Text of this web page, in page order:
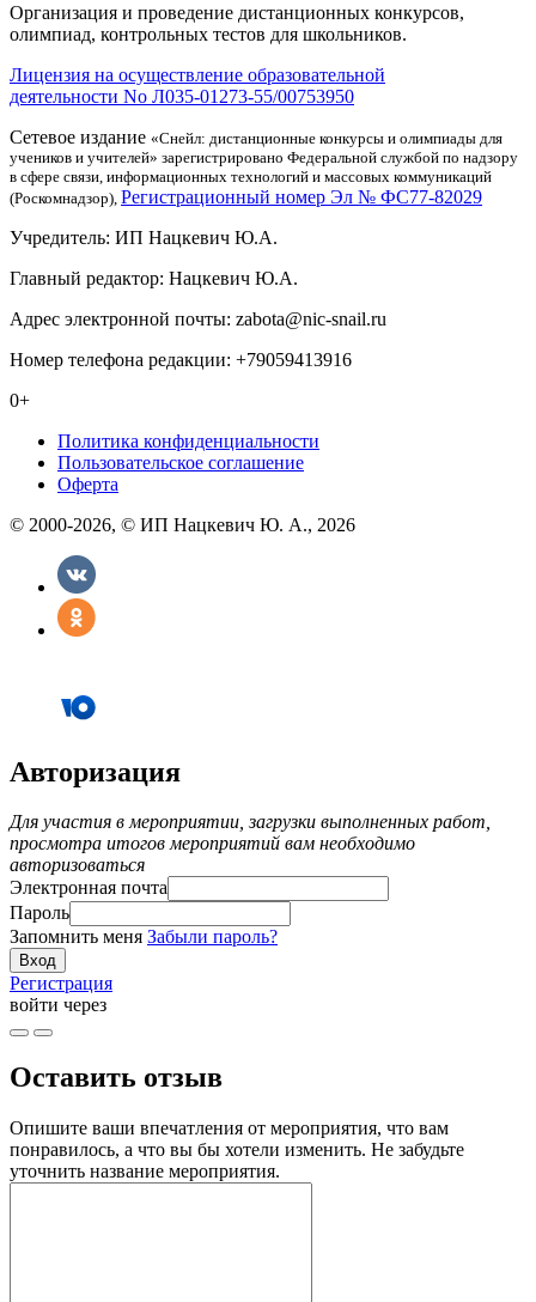
Организация и проведение дистанционных конкурсов,
олимпиад, контрольных тестов для школьников.
Лицензия на осуществление образовательной
деятельности No Л035-01273-55/00753950
Сетевое издание «Снейл: дистанционные конкурсы и олимпиады для
учеников и учителей» зарегистрировано Федеральной службой по надзору
в сфере связи, информационных технологий и массовых коммуникаций
(Роскомнадзор), Регистрационный номер Эл № ФС77-82029
Учредитель: ИП Нацкевич Ю.А.
Главный редактор: Нацкевич Ю.А.
Адрес электронной почты: zabota@nic-snail.ru
Номер телефона редакции: +79059413916
0+
Политика конфиденциальности
Пользовательское соглашение
Оферта
© 2000-2026, © ИП Нацкевич Ю. А., 2026
Авторизация
Для участия в мероприятии, загрузки выполненных работ,
просмотра итогов мероприятий вам необходимо
авторизоваться
Электронная почта
Пароль
Запомнить меня Забыли пароль?
Регистрация
войти через
Оставить отзыв
Опишите ваши впечатления от мероприятия, что вам
понравилось, а что вы бы хотели изменить. Не забудьте
уточнить название мероприятия.